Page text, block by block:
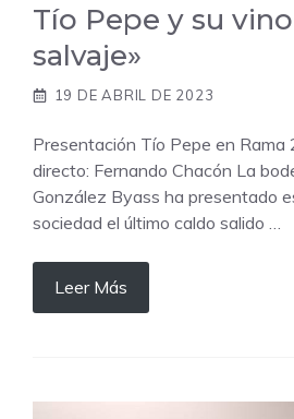
Tío Pepe y su
salvaje»
19 DE ABRIL DE 2023
Presentación Tío Pepe en
directo: Fernando Chacón La
González Byass ha presentado
sociedad el último caldo salido …
Leer Más